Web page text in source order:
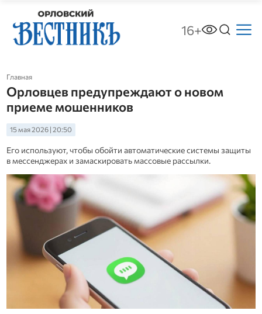
16+
Главная
Орловцев предупреждают о новом
приеме мошенников
15 мая 2026 | 20:50
Его используют, чтобы обойти автоматические системы защиты
в мессенджерах и замаскировать массовые рассылки.